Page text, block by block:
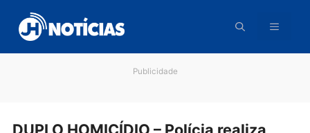
para
conteúdo